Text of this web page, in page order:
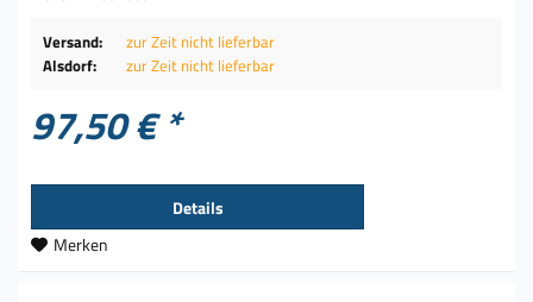
Versand:
zur Zeit nicht lieferbar
Alsdorf:
zur Zeit nicht lieferbar
97,50 € *
Details
Merken